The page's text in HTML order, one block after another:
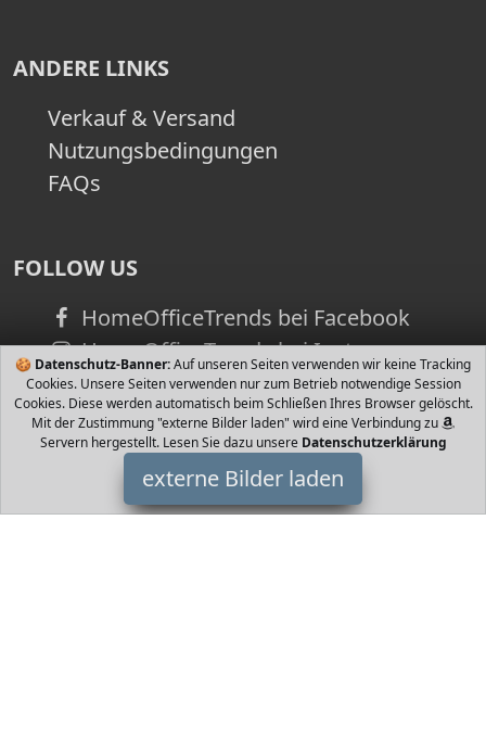
🍪 Datenschutz-Banner:Auf unseren Seiten verwenden wir keine Tracking
Cookies. Unsere Seiten verwenden nur zum Betrieb notwendige Session
Cookies. Diese werden automatisch beim Schließen Ihres Browser gelöscht.
Mit der Zustimmung "externe Bilder laden" wird eine Verbindung zu
Servern hergestellt. Lesen Sie dazu unsere Datenschutzerklärung
externe Bilder laden
ANDERE LINKS
Verkauf & Versand
Nutzungsbedingungen
FAQs
FOLLOW US
HomeOfficeTrends bei Facebook
HomeOfficeTrends bei Instagram